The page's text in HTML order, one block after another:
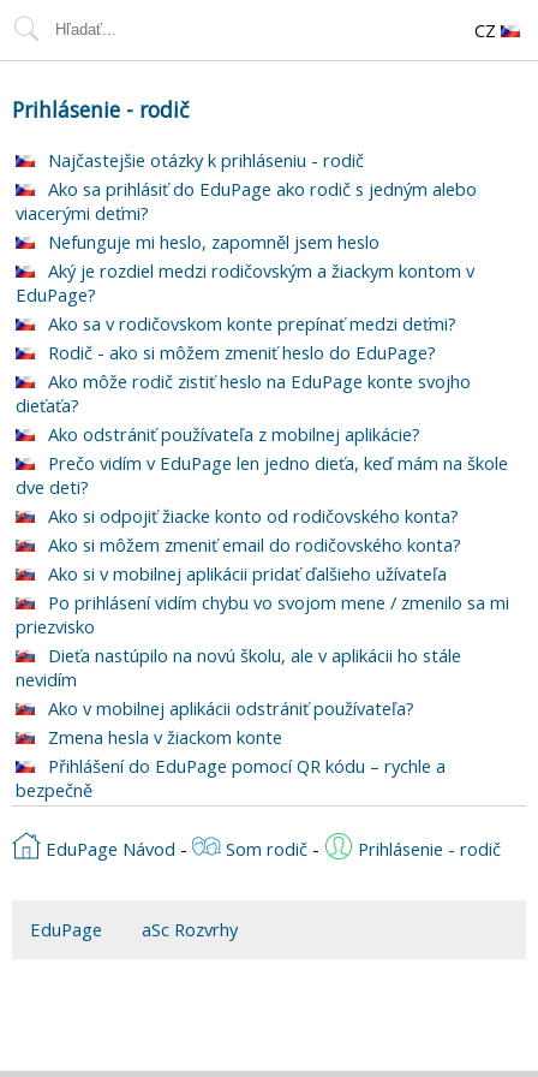
CZ
Prihlásenie - rodič
Najčastejšie otázky k prihláseniu - rodič
Ako sa prihlásiť do EduPage ako rodič s jedným alebo
viacerými deťmi?
Nefunguje mi heslo, zapomněl jsem heslo
Aký je rozdiel medzi rodičovským a žiackym kontom v
EduPage?
Ako sa v rodičovskom konte prepínať medzi deťmi?
Rodič - ako si môžem zmeniť heslo do EduPage?
Ako môže rodič zistiť heslo na EduPage konte svojho
dieťaťa?
Ako odstrániť používateľa z mobilnej aplikácie?
Prečo vidím v EduPage len jedno dieťa, keď mám na škole
dve deti?
Ako si odpojiť žiacke konto od rodičovského konta?
Ako si môžem zmeniť email do rodičovského konta?
Ako si v mobilnej aplikácii pridať ďalšieho užívateľa
Po prihlásení vidím chybu vo svojom mene / zmenilo sa mi
priezvisko
Dieťa nastúpilo na novú školu, ale v aplikácii ho stále
nevidím
Ako v mobilnej aplikácii odstrániť používateľa?
Zmena hesla v žiackom konte
Přihlášení do EduPage pomocí QR kódu – rychle a
bezpečně
EduPage Návod - Som rodič - Prihlásenie - rodič
EduPage aSc Rozvrhy